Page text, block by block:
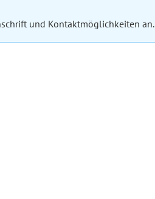
und Kontaktmöglichkeiten an.